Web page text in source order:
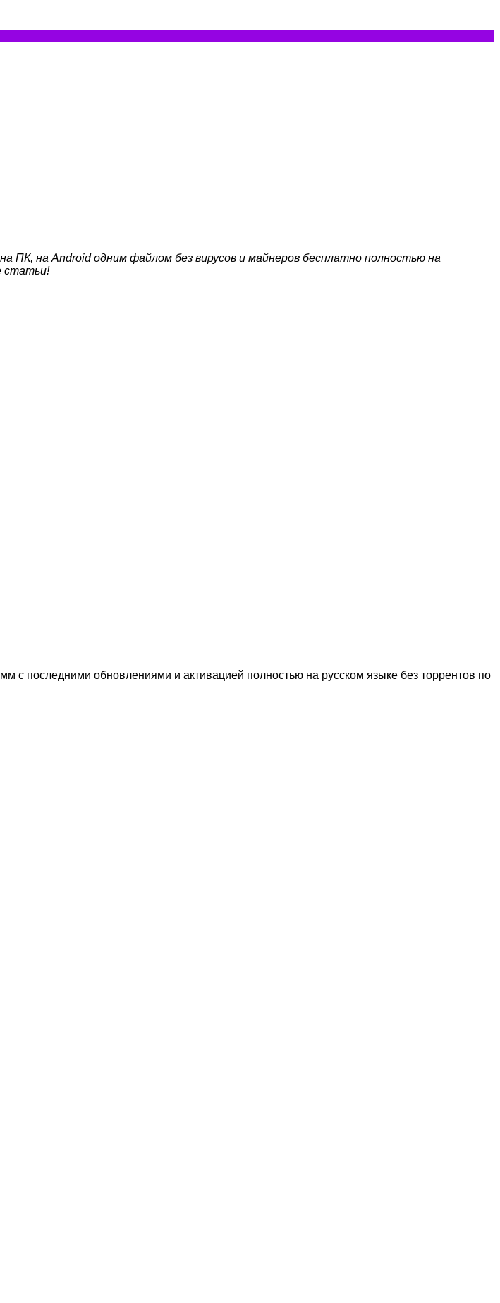
ПК, на Android одним файлом без вирусов и майнеров бесплатно полностью на
статьи!
с последними обновлениями и активацией полностью на русском языке без торрентов по